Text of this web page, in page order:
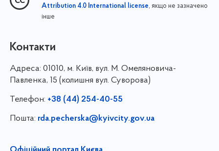
Attribution 4.0 International license, якщо не зазначено
інше
Контакти
Адреса: 01010, м. Київ, вул. М. Омеляновича-
Павленка, 15 (колишня вул. Суворова)
Телефон: +38 (44) 254-40-55
Пошта: rda.pecherska@kyivcity.gov.ua